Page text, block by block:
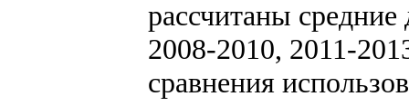
рассчитаны
2008-2010, 2011-
сравнения